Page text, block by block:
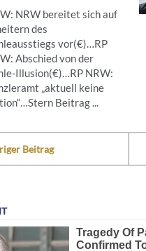
NRW bereitet sich auf
des
vor(€)…RP
Abschied von der
Illusion(€)…RP NRW:
„aktuell keine
Beitrag ...
Beitrag